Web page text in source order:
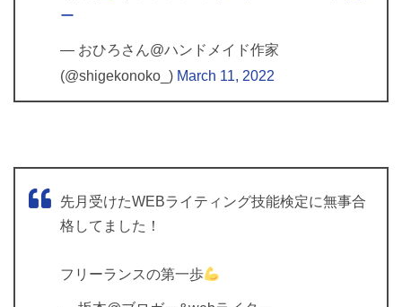
ー
— おひろさん@ハンドメイド作家
(@shigekonoko_) March 11, 2022
先月受けたWEBライティング技能検定に無事合
格してました！
フリーランスの第一歩